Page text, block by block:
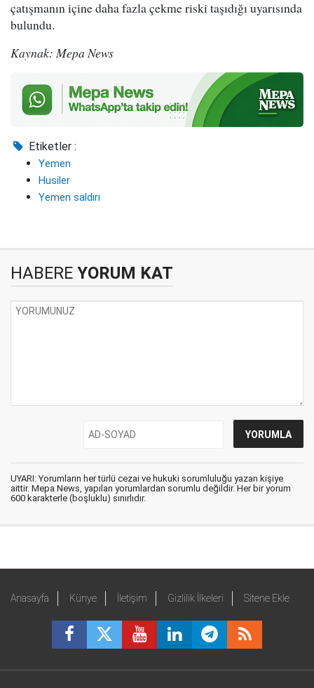
çatışmanın içine daha fazla çekme riski taşıdığı uyarısında
bulundu.
Kaynak: Mepa News
Etiketler :
Yemen
Husiler
Yemen saldırı
HABERE YORUM KAT
UYARI: Yorumların her türlü cezai ve hukuki sorumluluğu yazan kişiye
aittir. Mepa News, yapılan yorumlardan sorumlu değildir. Her bir yorum
600 karakterle (boşluklu) sınırlıdır.
Anasayfa Künye İletişim Gizlilik İlkeleri Sitene Ekle